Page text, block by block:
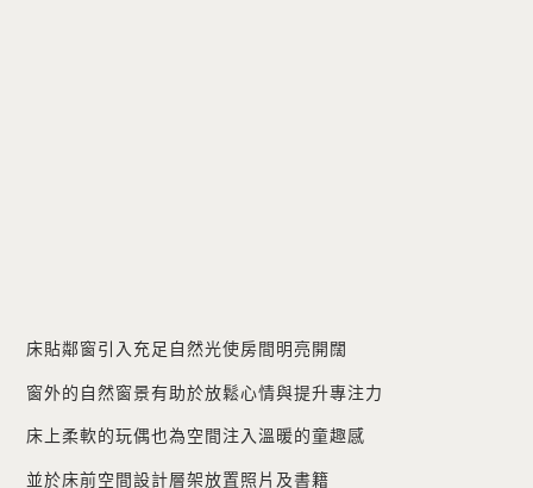
床貼鄰窗引入充足自然光使房間明亮開闊
窗外的自然窗景有助於放鬆心情與提升專注力
床上柔軟的玩偶也為空間注入溫暖的童趣感
並於床前空間設計層架放置照片及書籍